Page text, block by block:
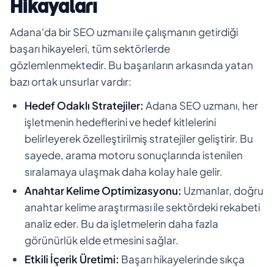
Hikayaları
Adana'da bir SEO uzmanı ile çalışmanın getirdiği
başarı hikayeleri, tüm sektörlerde
gözlemlenmektedir. Bu başarıların arkasında yatan
bazı ortak unsurlar vardır:
Hedef Odaklı Stratejiler: Adana SEO uzmanı, her
işletmenin hedeflerini ve hedef kitlelerini
belirleyerek özelleştirilmiş stratejiler geliştirir. Bu
sayede, arama motoru sonuçlarında istenilen
sıralamaya ulaşmak daha kolay hale gelir.
Anahtar Kelime Optimizasyonu: Uzmanlar, doğru
anahtar kelime araştırması ile sektördeki rekabeti
analiz eder. Bu da işletmelerin daha fazla
görünürlük elde etmesini sağlar.
Etkili İçerik Üretimi: Başarı hikayelerinde sıkça